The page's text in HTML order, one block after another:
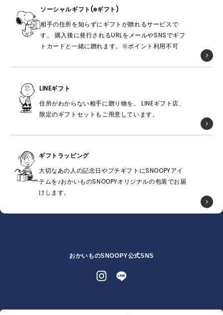
ソーシャルギフト(eギフト)
相手の住所を知らずにギフトが贈れるサービスで
す。 購入後に発行されるURLをメールやSNSでギフ
トカードと一緒に贈れます。※ポイント利用不可
LINEギフト
住所がわからない相手に贈り物を。 LINEギフト店、
限定のギフトセットもご用意しています。
ギフトラッピング
大切なあの人の記念日やプチギフトにSNOOPYアイ
テムを♪おかいものSNOOPYオリジナルの包装でお届
けします。
おかいものSNOOPY公式SNS